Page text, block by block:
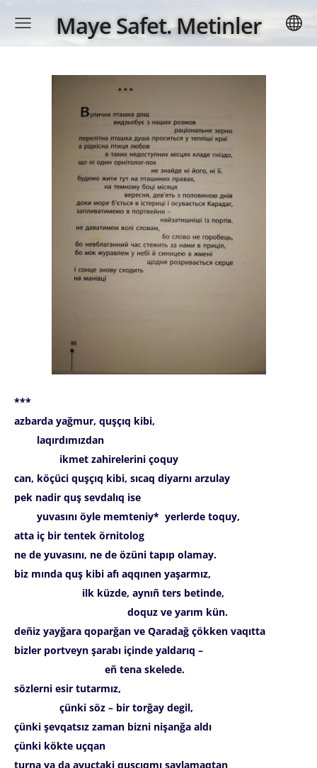
Maye Safet. Metinler
***
azbarda yağmur, quşçıq kibi,
laqırdımızdan
ikmet zahirelerini çoquy
can, köçüci quşçıq kibi, sıcaq diyarnı arzulay
pek nadir quş sevdalıq ise
yuvasını öyle memteniy* yerlerde toquy,
atta iç bir tentek örnitolog
ne de yuvasını, ne de özüni tapıp olamay.
biz mında quş kibi afı aqqınen yaşarmız,
ilk küzde, aynıñ ters betinde,
doquz ve yarım kün.
deñiz yayğara qoparğan ve Qaradağ çökken vaqıtta
bizler portveyn şarabı içinde yaldarıq –
eñ tena skelede.
sözlerni esir tutarmız,
çünki söz – bir torğay degil,
çünki şevqatsız zaman bizni nişanğa aldı
çünki kökte uçqan
turna ya da avuçtaki quşçıqmı saylamaqtan